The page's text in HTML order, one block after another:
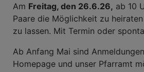
Am Freitag, den 26.6.26, ab 10
Paare die Möglichkeit zu
zu lassen. Mit Termin oder
Ab Anfang Mai sind
Homepage und unser Pfarramt